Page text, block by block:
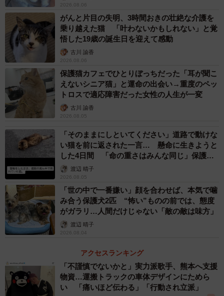
仕事を終えると、飼い主さんはすぐにかかりつけの動物病
院へ。そこで、キキさんの容態は思った以上に深刻である
ことがわかりました。
「目やにを除去してもらうと、かわいらしい目が出てきま
した。体重は350グラムで、低体温、脱水、貧血。血液検査
もできないほど弱っていました」
いられるから」とのアドバイス。キキさんを連れて帰宅す
ることにしました。すでに先住の保護猫や保護犬たちと暮
らしていた飼い主さんは、道すがら「里親を探すか、家族
として迎えるか…」とさまざまな思いが交錯したといいま
す。
懸命なケアを経て… 保護犬猫と育んだ絆
2026.08.06
がんと片目の失明、3時間おきの壮絶な介護を
乗り越えた猫 「叶わないかもしれない」と覚
悟した19歳の誕生日を迎えて感動
古川 諭香
2026.08.06
保護猫カフェでひとりぼっちだった「耳が聞こ
えないシニア猫」と運命の出会い→重度のペッ
トロスで適応障害だった女性の人生が一変
古川 諭香
2026.08.05
「そのままにしといてください」道路で動けな
い猫を前に返された一言… 懸命に生きようと
した4日間 「命の重さはみんな同じ」保護団
体代表の訴え
渡辺 晴子
2026.08.05
「世の中で一番嫌い」顔を合わせば、本気で噛
み合う保護犬2匹 “怖い”ものの前では、態度
がガラリ…人間だけじゃない「敵の敵は味方」
渡辺 晴子
2026.08.04
アクセスランキング
「不謹慎でないかと」実力派歌手、熊本へ支援
物資…運搬トラックの車体デザインにためら
い 「痛いほど伝わる」「行動され立派」